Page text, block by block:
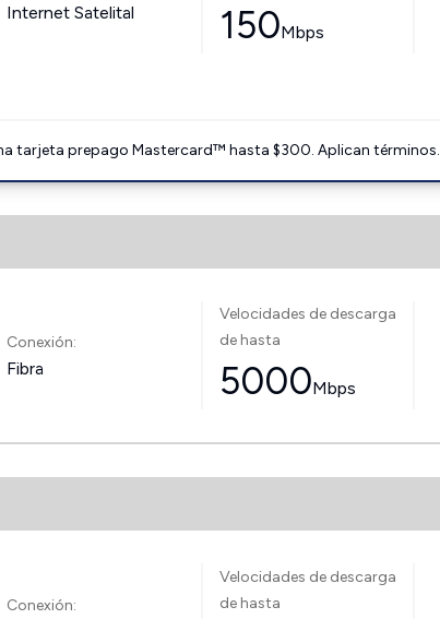
Internet Satelital 150Mbps
tarjeta prepago Mastercard™ hasta $300. Aplican términos.
Conexión:
Fibra
Velocidades de descarga
de hasta
5000Mbps
Conexión:
Velocidades de descarga
de hasta